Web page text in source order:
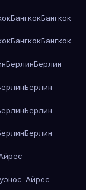
БангкокБангкок
БангкокБангкок
БерлинБерлин
Берлин
Берлин
Берлин
Айрес